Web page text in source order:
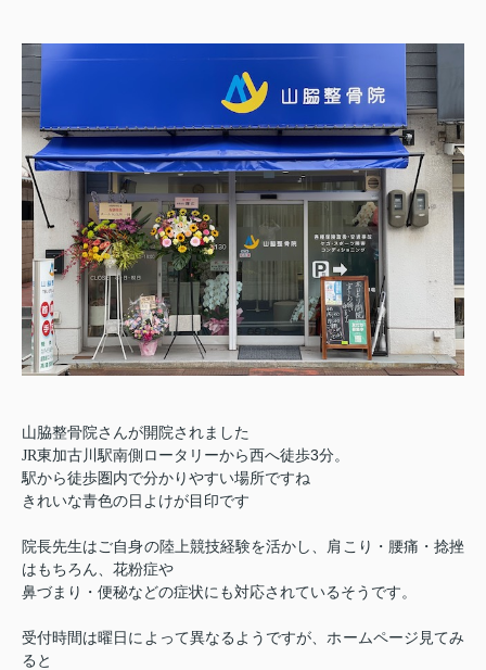
山脇整骨院さんが開院されました
JR東加古川駅南側ロータリーから西へ徒歩3分。
駅から徒歩圏内で分かりやすい場所ですね
きれいな青色の日よけが目印です
院長先生はご自身の陸上競技経験を活かし、肩こり・腰痛・捻挫
はもちろん、花粉症や
鼻づまり・便秘などの症状にも対応されているそうです。
受付時間は曜日によって異なるようですが、ホームページ見てみ
ると